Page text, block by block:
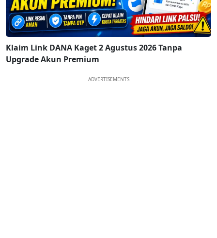
Klaim Link DANA Kaget 2 Agustus 2026 Tanpa
Upgrade Akun Premium
ADVERTISEMENTS